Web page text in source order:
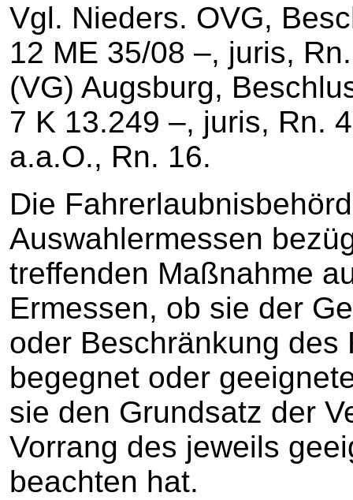
Vgl. Nieders. OVG,
12 ME 35/08 –, juris,
(VG) Augsburg,
7 K 13.249 –, juris, Rn.
a.a.O., Rn. 16.
Die
Auswahlermessen
treffenden Maßnahme
Ermessen, ob sie der
oder Beschränkung
begegnet oder
sie den Grundsatz der
Vorrang des jeweils
beachten hat.